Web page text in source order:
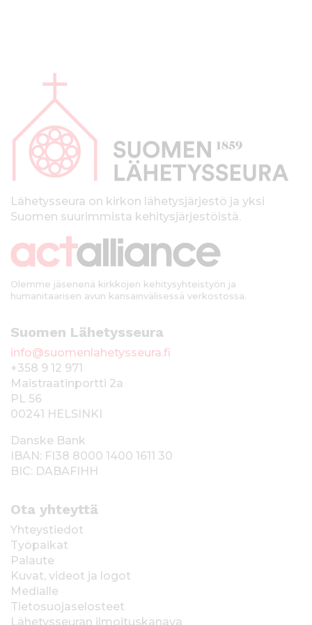
p
kLähetysseura on kirkon lähetysjärjestö ja yksi
Suomen suurimmista kehitysjärjestöistä.
Olemme jäsenenä kirkkojen kehitysyhteistyön ja
humanitaarisen avun kansainvälisessä verkostossa.
Suomen Lähetysseura
info@suomenlahetysseura.fi
+358 9 12 971
Maistraatinportti 2a
PL 56
00241 HELSINKI
Danske Bank
IBAN: FI38 8000 1400 1611 30
BIC: DABAFIHH
Ota yhteyttä
Yhteystiedot
Työpaikat
Palaute
Kuvat, videot ja logot
Medialle
Tietosuojaselosteet
Lähetysseuran ilmoituskanava